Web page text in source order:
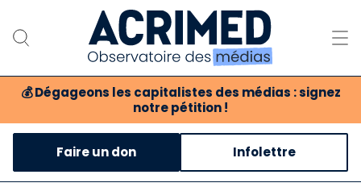
💰 Dégageons les capitalistes des médias : signez
notre pétition !
Notre association
Notre critique des médias
Faire un don Infolettre